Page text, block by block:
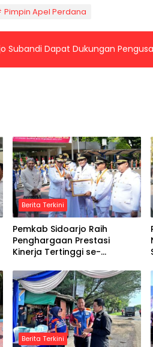
Pimpin Apel Perdana
Subandi Dapat Dukungan
Berita Terkini
Pemkab Sidoarjo Raih
Penghargaan Prestasi
Kinerja Tertinggi se-
Berita Terkini